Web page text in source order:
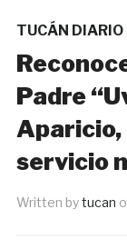
TUCÁN DIARIO
Padre
Aparicio,
servicio
Written bytucan